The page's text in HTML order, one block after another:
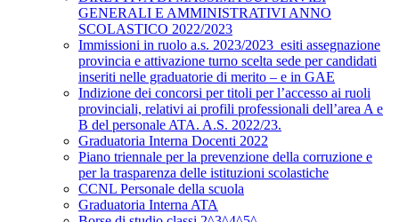
GENERALI E AMMINISTRATIVI ANNO
SCOLASTICO 2022/2023
Immissioni in ruolo a.s. 2023/2023_esiti assegnazione
provincia e attivazione turno scelta sede per candidati
inseriti nelle graduatorie di merito – e in GAE
Indizione dei concorsi per titoli per l’accesso ai ruoli
provinciali, relativi ai profili professionali dell’area A e
B del personale ATA. A.S. 2022/23.
Graduatoria Interna Docenti 2022
Piano triennale per la prevenzione della corruzione e
per la trasparenza delle istituzioni scolastiche
CCNL Personale della scuola
Graduatoria Interna ATA